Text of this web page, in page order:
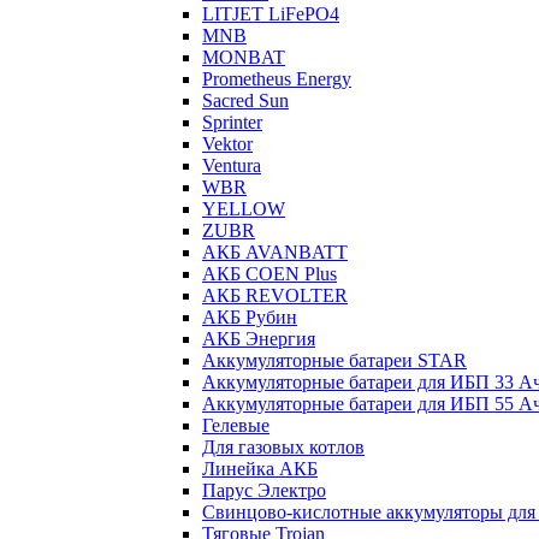
LITJET LiFePO4
MNB
MONBAT
Prometheus Energy
Sacred Sun
Sprinter
Vektor
Ventura
WBR
YELLOW
ZUBR
АКБ AVANBATT
АКБ COEN Plus
АКБ REVOLTER
АКБ Рубин
АКБ Энергия
Аккумуляторные батареи STAR
Аккумуляторные батареи для ИБП 33
Аккумуляторные батареи для ИБП 55
Гелевые
Для газовых котлов
Линейка АКБ
Парус Электро
Свинцово-кислотные аккумуляторы
Тяговые Trojan